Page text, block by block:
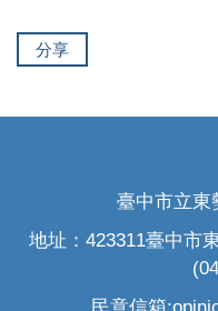
分享
臺中市立東
地址：423311臺中市